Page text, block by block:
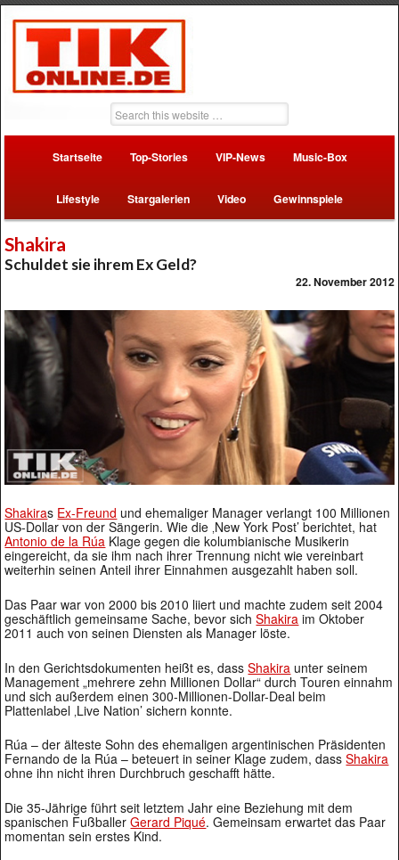
Startseite Top-Stories VIP-News Music-Box
Lifestyle Stargalerien Video Gewinnspiele
Shakira
Schuldet sie ihrem Ex Geld?
22. November 2012
Shakiras Ex-Freund und ehemaliger Manager verlangt 100 Millionen
US-Dollar von der Sängerin. Wie die ‚New York Post’ berichtet, hat
Antonio de la Rúa Klage gegen die kolumbianische Musikerin
eingereicht, da sie ihm nach ihrer Trennung nicht wie vereinbart
weiterhin seinen Anteil ihrer Einnahmen ausgezahlt haben soll.
Das Paar war von 2000 bis 2010 liiert und machte zudem seit 2004
geschäftlich gemeinsame Sache, bevor sichShakira im Oktober
2011 auch von seinen Diensten als Manager löste.
In den Gerichtsdokumenten heißt es, dassShakira unter seinem
Management „mehrere zehn Millionen Dollar“ durch Touren einnahm
und sich außerdem einen 300-Millionen-Dollar-Deal beim
Plattenlabel ‚Live Nation’ sichern konnte.
Rúa – der älteste Sohn des ehemaligen argentinischen Präsidenten
Fernando de la Rúa – beteuert in seiner Klage zudem, dassShakira
ohne ihn nicht ihren Durchbruch geschafft hätte.
Die 35-Jährige führt seit letztem Jahr eine Beziehung mit dem
spanischen FußballerGerard Piqué. Gemeinsam erwartet das Paar
momentan sein erstes Kind.